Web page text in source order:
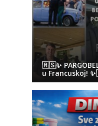
🇷🇸✨
u Francuskoj!